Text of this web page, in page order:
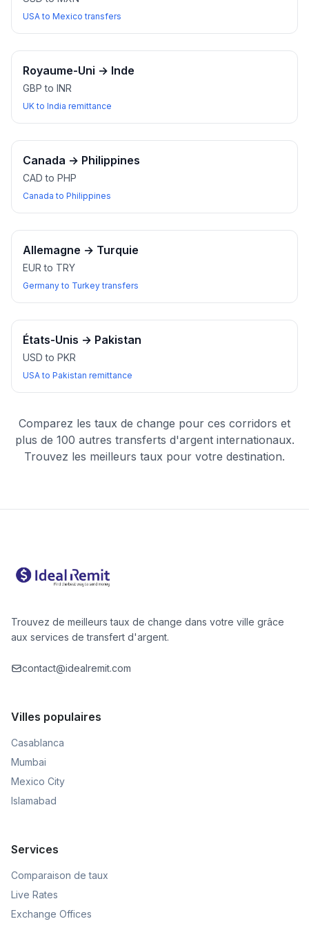
USA to Mexico transfers
Royaume-Uni → Inde
GBP to INR
UK to India remittance
Canada → Philippines
CAD to PHP
Canada to Philippines
Allemagne → Turquie
EUR to TRY
Germany to Turkey transfers
États-Unis → Pakistan
USD to PKR
USA to Pakistan remittance
Comparez les taux de change pour ces corridors et
plus de 100 autres transferts d'argent internationaux.
Trouvez les meilleurs taux pour votre destination.
Trouvez de meilleurs taux de change dans votre ville grâce
aux services de transfert d'argent.
contact@idealremit.com
Villes populaires
Casablanca
Mumbai
Mexico City
Islamabad
Services
Comparaison de taux
Live Rates
Exchange Offices